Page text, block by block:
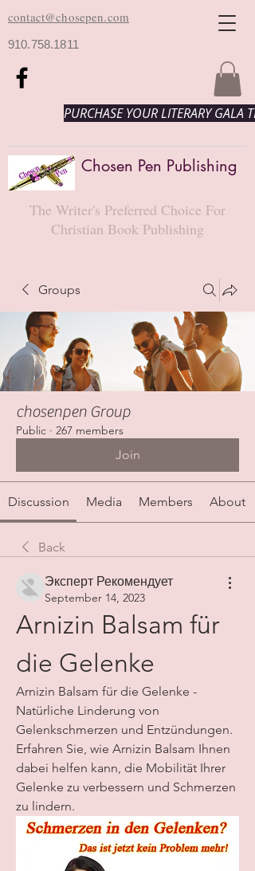
contact@chosepen.com
910.758.1811
PURCHASE YOUR LITERARY GALA
Chosen Pen Publishing
The Writer's Preferred Choice For
Christian Book Publishing
Groups
chosenpen Group
Public · 267 members
Join
Discussion Media Members About
Back
Эксперт Рекомендует
September 14, 2023
Arnizin Balsam für
die Gelenke
Arnizin Balsam für die Gelenke -
Natürliche Linderung von
Gelenkschmerzen und Entzündungen.
Erfahren Sie, wie Arnizin Balsam Ihnen
dabei helfen kann, die Mobilität Ihrer
Gelenke zu verbessern und Schmerzen
zu lindern.